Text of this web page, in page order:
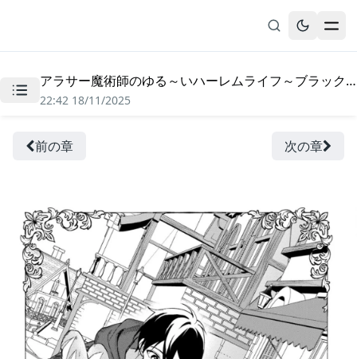
無料漫画
履歴
アラサー魔術師のゆる～いハーレムライフ～ブラック社畜が異世界で自由気ままに有給消化～ - 第9.1話
22:42 18/11/2025
前の章 次の章